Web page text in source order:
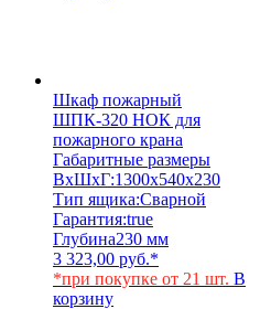
Шкаф пожарный
ШПК-320 НОК для
пожарного крана
Габаритные размеры
ВхШхГ:1300х540х230
Тип ящика:Сварной
Гарантия:true
Глубина230 мм
3 323,00 руб.*
*при покупке от 21 шт. В
корзину